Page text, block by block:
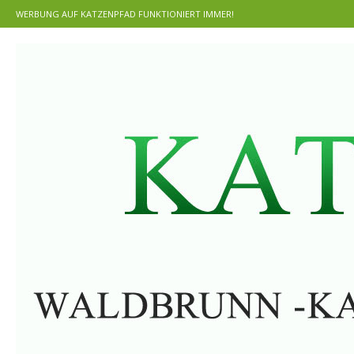
WERBUNG AUF KATZENPFAD FUNKTIONIERT IMMER!